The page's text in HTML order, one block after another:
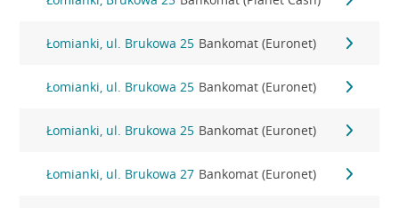
Łomianki, ul. Brukowa 25 Bankomat (Euronet)
Łomianki, ul. Brukowa 25 Bankomat (Euronet)
Łomianki, ul. Brukowa 25 Bankomat (Euronet)
Łomianki, ul. Brukowa 27 Bankomat (Euronet)